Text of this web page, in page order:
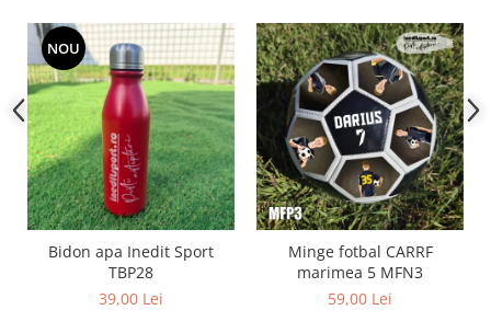
NOU
Bidon apa Inedit Sport
TBP28
39,00 Lei
Minge fotbal CARRF
marimea 5 MFN3
59,00 Lei